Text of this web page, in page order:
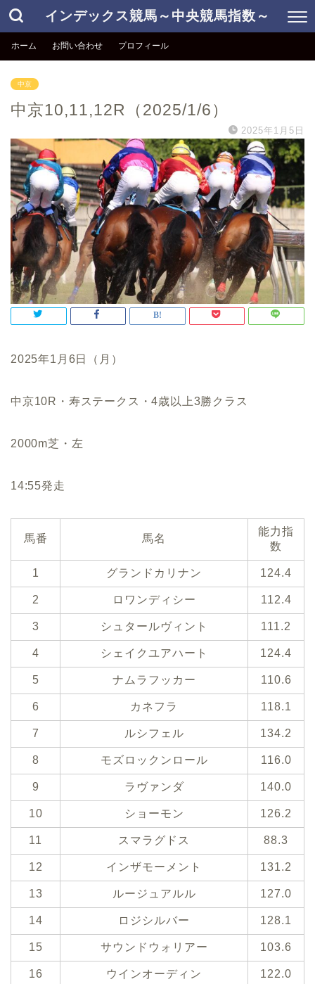
インデックス競馬～中央競馬指数～
ホーム お問い合わせ プロフィール
中京
中京10,11,12R（2025/1/6）
2025年1月5日
2025年1月6日（月）
中京10R・寿ステークス・4歳以上3勝クラス
2000m芝・左
14:55発走
馬番 馬名
能力指
数
1 グランドカリナン 124.4
2 ロワンディシー 112.4
3 シュタールヴィント 111.2
4 シェイクユアハート 124.4
5 ナムラフッカー 110.6
6 カネフラ 118.1
7 ルシフェル 134.2
8 モズロックンロール 116.0
9 ラヴァンダ 140.0
10 ショーモン 126.2
11 スマラグドス 88.3
12 インザモーメント 131.2
13 ルージュアルル 127.0
14 ロジシルバー 128.1
15 サウンドウォリアー 103.6
16 ウインオーディン 122.0